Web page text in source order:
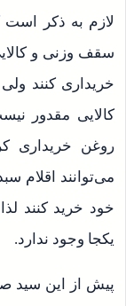
لازم به ذکر است
سقف وزنی و
خریداری کنند
کالایی مقدور
روغن خریداری
می‌توانند اقلام
خود خرید کنند
یکجا وجود ندارد.
پیش از این سید